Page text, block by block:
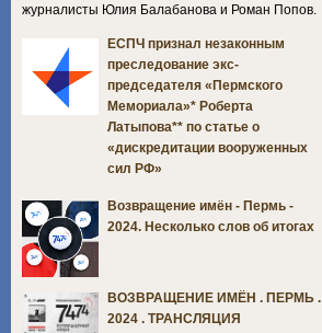
журналисты Юлия Балабанова и Роман Попов.
ЕСПЧ признал незаконным
преследование экс-
председателя «Пермского
Мемориала»* Роберта
Латыпова** по статье о
«дискредитации вооруженных
сил РФ»
Возвращение имён - Пермь -
2024. Несколько слов об итогах
ВОЗВРАЩЕНИЕ ИМЁН . ПЕРМЬ .
2024 . ТРАНСЛЯЦИЯ